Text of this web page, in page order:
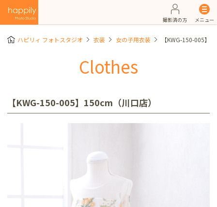
撮影済の方 メニュー
ハピリィ フォトスタジオ 衣装 女の子用衣装 【KWG-150-005】
Clothes
【KWG-150-005】150cm（川口店）